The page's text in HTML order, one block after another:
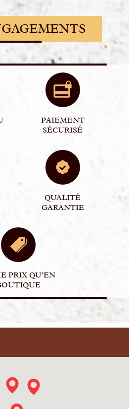
PAIEMENT
SÉCURISÉ
QUALITÉ
GARANTIE
PRIX QU’EN